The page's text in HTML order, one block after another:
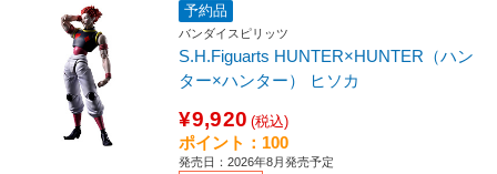
予約品
バンダイスピリッツ
S.H.Figuarts HUNTER×HUNTER（ハン
ター×ハンター） ヒソカ
¥9,920 (税込)
ポイント：100
発売日：2026年8月発売予定